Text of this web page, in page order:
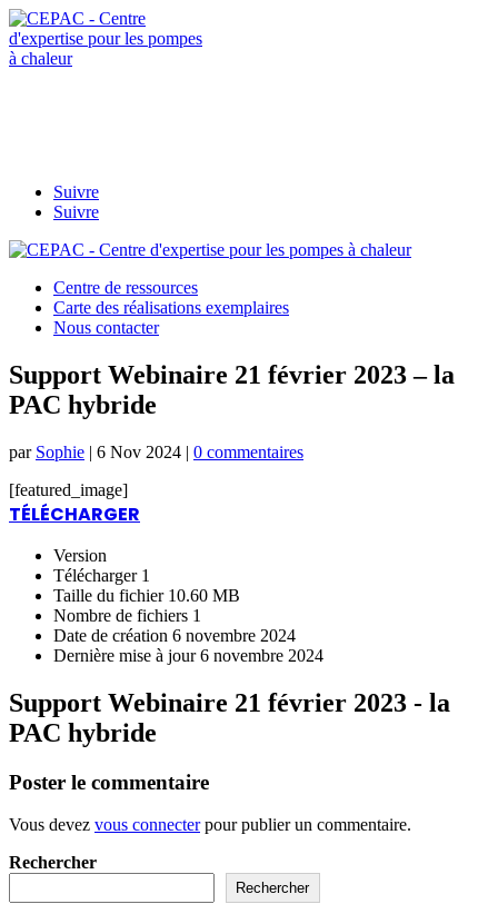
Suivre
Suivre
Centre de ressources
Carte des réalisations exemplaires
Nous contacter
Support Webinaire 21 février 2023 – la
PAC hybride
par Sophie | 6 Nov 2024 | 0 commentaires
[featured_image]
TÉLÉCHARGER
Version
Télécharger 1
Taille du fichier 10.60 MB
Nombre de fichiers 1
Date de création 6 novembre 2024
Dernière mise à jour6 novembre 2024
Support Webinaire 21 février 2023 - la
PAC hybride
Poster le commentaire
Vous devez vous connecterpour publier un commentaire.
Rechercher
Rechercher